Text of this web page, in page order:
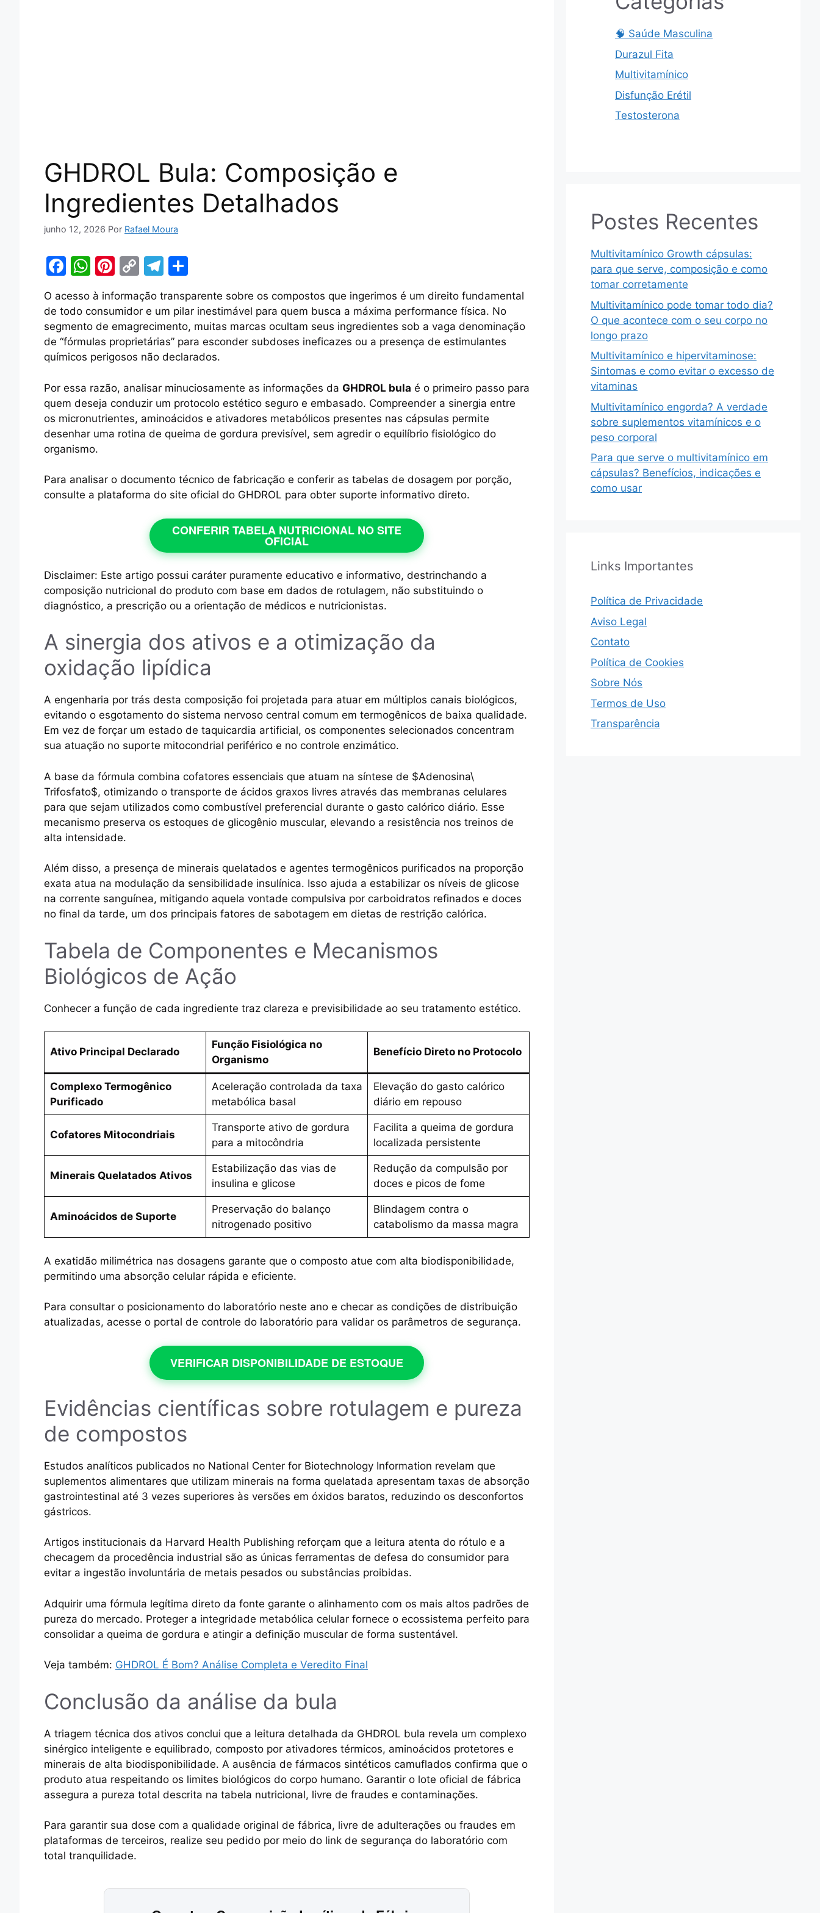
GHDROL Bula: Composição e
Ingredientes Detalhados
junho 12, 2026 Por Rafael Moura
F
c
e
b
o
o
k
W
h
at
s
A
p
p
Pi
er
e
st
C
o
p
y
Li
n
k
T
e
gr
a
m
ar
e
O acesso à informação transparente sobre os compostos que ingerimos é um direito fundamental
de todo consumidor e um pilar inestimável para quem busca a máxima performance física. No
segmento de emagrecimento, muitas marcas ocultam seus ingredientes sob a vaga denominação
de “fórmulas proprietárias” para esconder subdoses ineficazes ou a presença de estimulantes
químicos perigosos não declarados.
Por essa razão, analisar minuciosamente as informações da GHDROL bula é o primeiro passo para
quem deseja conduzir um protocolo estético seguro e embasado. Compreender a sinergia entre
os micronutrientes, aminoácidos e ativadores metabólicos presentes nas cápsulas permite
desenhar uma rotina de queima de gordura previsível, sem agredir o equilíbrio fisiológico do
organismo.
Para analisar o documento técnico de fabricação e conferir as tabelas de dosagem por porção,
consulte a plataforma do site oficial do GHDROL para obter suporte informativo direto.
CONFERIR TABELA NUTRICIONAL NO SITE
OFICIAL
Disclaimer: Este artigo possui caráter puramente educativo e informativo, destrinchando a
composição nutricional do produto com base em dados de rotulagem, não substituindo o
diagnóstico, a prescrição ou a orientação de médicos e nutricionistas.
A sinergia dos ativos e a otimização da
oxidação lipídica
A engenharia por trás desta composição foi projetada para atuar em múltiplos canais biológicos,
evitando o esgotamento do sistema nervoso central comum em termogênicos de baixa qualidade.
Em vez de forçar um estado de taquicardia artificial, os componentes selecionados concentram
sua atuação no suporte mitocondrial periférico e no controle enzimático.
A base da fórmula combina cofatores essenciais que atuam na síntese de $Adenosina\
Trifosfato$, otimizando o transporte de ácidos graxos livres através das membranas celulares
para que sejam utilizados como combustível preferencial durante o gasto calórico diário. Esse
mecanismo preserva os estoques de glicogênio muscular, elevando a resistência nos treinos de
alta intensidade.
Além disso, a presença de minerais quelatados e agentes termogênicos purificados na proporção
exata atua na modulação da sensibilidade insulínica. Isso ajuda a estabilizar os níveis de glicose
na corrente sanguínea, mitigando aquela vontade compulsiva por carboidratos refinados e doces
no final da tarde, um dos principais fatores de sabotagem em dietas de restrição calórica.
Tabela de Componentes e Mecanismos
Biológicos de Ação
Conhecer a função de cada ingrediente traz clareza e previsibilidade ao seu tratamento estético.
Ativo Principal Declarado
Função Fisiológica no
Organismo
Benefício Direto no Protocolo
Complexo Termogênico
Purificado
Aceleração controlada da taxa
metabólica basal
Elevação do gasto calórico
diário em repouso
Cofatores Mitocondriais
Transporte ativo de gordura
para a mitocôndria
Facilita a queima de gordura
localizada persistente
Minerais Quelatados Ativos
Estabilização das vias de
insulina e glicose
Redução da compulsão por
doces e picos de fome
Aminoácidos de Suporte
Preservação do balanço
nitrogenado positivo
Blindagem contra o
catabolismo da massa magra
A exatidão milimétrica nas dosagens garante que o composto atue com alta biodisponibilidade,
permitindo uma absorção celular rápida e eficiente.
Para consultar o posicionamento do laboratório neste ano e checar as condições de distribuição
atualizadas, acesse o portal de controle do laboratório para validar os parâmetros de segurança.
VERIFICAR DISPONIBILIDADE DE ESTOQUE
Evidências científicas sobre rotulagem e pureza
de compostos
Estudos analíticos publicados no National Center for Biotechnology Information revelam que
suplementos alimentares que utilizam minerais na forma quelatada apresentam taxas de absorção
gastrointestinal até 3 vezes superiores às versões em óxidos baratos, reduzindo os desconfortos
gástricos.
Artigos institucionais da Harvard Health Publishing reforçam que a leitura atenta do rótulo e a
checagem da procedência industrial são as únicas ferramentas de defesa do consumidor para
evitar a ingestão involuntária de metais pesados ou substâncias proibidas.
Adquirir uma fórmula legítima direto da fonte garante o alinhamento com os mais altos padrões de
pureza do mercado. Proteger a integridade metabólica celular fornece o ecossistema perfeito para
consolidar a queima de gordura e atingir a definição muscular de forma sustentável.
Veja também: GHDROL É Bom? Análise Completa e Veredito Final
Conclusão da análise da bula
A triagem técnica dos ativos conclui que a leitura detalhada da GHDROL bula revela um complexo
sinérgico inteligente e equilibrado, composto por ativadores térmicos, aminoácidos protetores e
minerais de alta biodisponibilidade. A ausência de fármacos sintéticos camuflados confirma que o
produto atua respeitando os limites biológicos do corpo humano. Garantir o lote oficial de fábrica
assegura a pureza total descrita na tabela nutricional, livre de fraudes e contaminações.
Para garantir sua dose com a qualidade original de fábrica, livre de adulterações ou fraudes em
plataformas de terceiros, realize seu pedido por meio do link de segurança do laboratório com
total tranquilidade.
🧠 Saúde Masculina
Durazul Fita
Multivitamínico
Disfunção Erétil
Testosterona
Postes Recentes
Multivitamínico Growth cápsulas:
para que serve, composição e como
tomar corretamente
Multivitamínico pode tomar todo dia?
O que acontece com o seu corpo no
longo prazo
Multivitamínico e hipervitaminose:
Sintomas e como evitar o excesso de
vitaminas
Multivitamínico engorda? A verdade
sobre suplementos vitamínicos e o
peso corporal
Para que serve o multivitamínico em
cápsulas? Benefícios, indicações e
como usar
Links Importantes
Política de Privacidade
Aviso Legal
Contato
Política de Cookies
Sobre Nós
Termos de Uso
Transparência